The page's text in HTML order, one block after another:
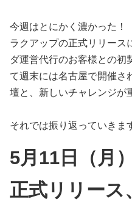
今週はとにかく濃かった！
ラクアップの正式リリース
ダ運営代行のお客様との初
て週末には名古屋で開催さ
壇と、新しいチャレンジが
それでは振り返っていきま
5月11日（月
正式リリース